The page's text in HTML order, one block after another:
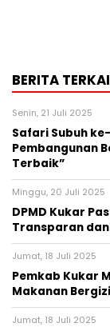
BERITA
Senin, 21 Juli 2025
Safari Subuh
Pembangunan
Terbaik”
Minggu, 20 Juli 2025
DPMD Kukar
Transparan
Jumat, 18 Juli 2025
Pemkab Kukar
Makanan
Jumat, 18 Juli 2025